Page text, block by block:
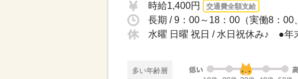
時給1,400円 交通費全額支給
長期 / 9：00～18：00（実働8：
水曜 日曜 祝日 / 水日祝休み♪ ●年
多い年齢層